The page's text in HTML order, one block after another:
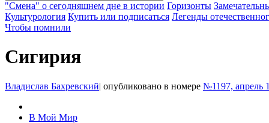
"Смена" о сегодняшнем дне в истории Горизонты
Культурология Купить или подписаться Легенды
Чтобы помнили
Сигирия
Владислав Бахревский| опубликовано в номере №1197, апрель
В Мой Мир